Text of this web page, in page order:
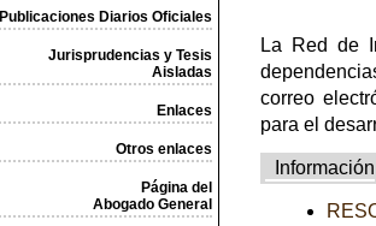
Publicaciones Diarios Oficiales
Jurisprudencias y Tesis
Aisladas
Enlaces
Otros enlaces
Página del
Abogado General
La Red de
correo
para el
Información